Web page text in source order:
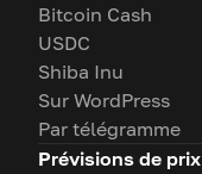
Bitcoin Cash
USDC
Shiba Inu
Sur WordPress
Par télégramme
Prévisions de prix